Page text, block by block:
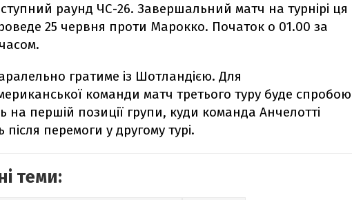
раунд ЧС-26. Завершальний матч на турнірі ця
25 червня проти Марокко. Початок о 01.00 за
гратиме із Шотландією. Для
команди матч третього туру буде спробою
на першій позиції групи, куди команда Анчелотті
після перемоги у другому турі.
теми: